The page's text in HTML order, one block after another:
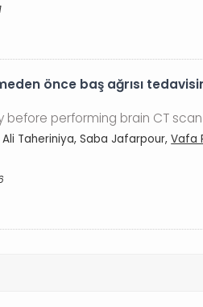
önce baş ağrısı
performing brain CT
Ali Taheriniya, Saba Jafarpour,Vafa